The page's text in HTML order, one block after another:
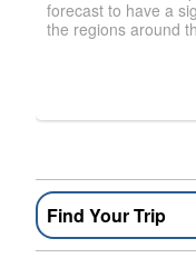
Find Your Trip